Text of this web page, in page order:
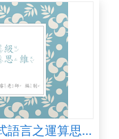
107學年度關山國小一年級程式語言之運算思維(第二週)